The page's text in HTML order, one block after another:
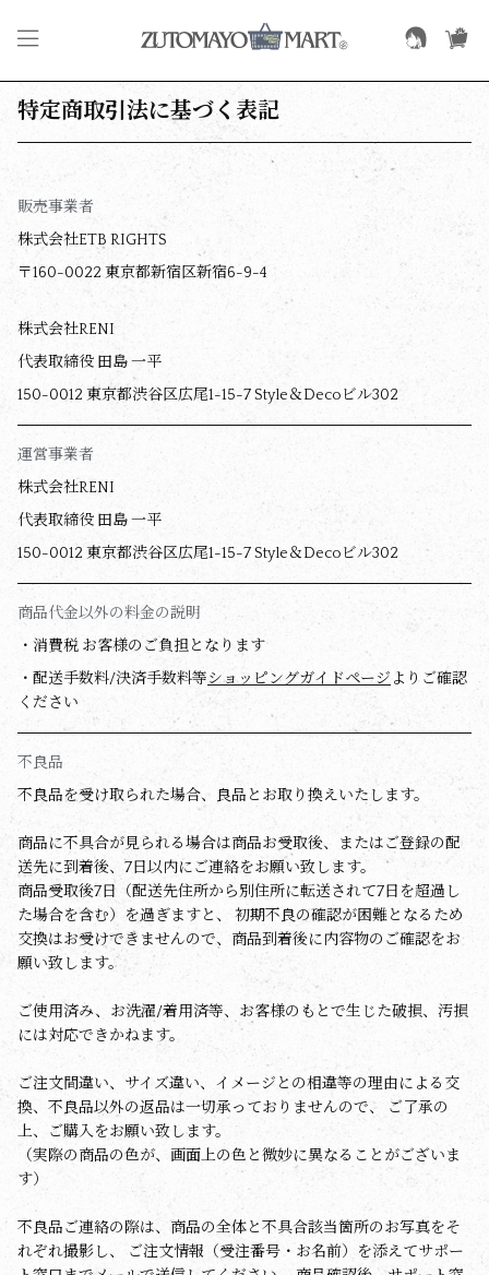
特定商取引法に基づく表記
販売事業者
株式会社ETB RIGHTS
〒160-0022 東京都新宿区新宿6-9-4
株式会社RENI
代表取締役 田島 一平
150-0012 東京都渋谷区広尾1-15-7 Style＆Decoビル302
運営事業者
株式会社RENI
代表取締役 田島 一平
150-0012 東京都渋谷区広尾1-15-7 Style＆Decoビル302
商品代金以外の料金の説明
・消費税 お客様のご負担となります
・配送手数料/決済手数料等ショッピングガイドページ よりご確認
ください
不良品
不良品を受け取られた場合、良品とお取り換えいたします。
商品に不具合が見られる場合は商品お受取後、またはご登録の配
送先に到着後、7日以内にご連絡をお願い致します。
商品受取後7日（配送先住所から別住所に転送されて7日を超過し
た場合を含む）を過ぎますと、 初期不良の確認が困難となるため
交換はお受けできませんので、商品到着後に内容物のご確認をお
願い致します。
ご使用済み、お洗濯/着用済等、お客様のもとで生じた破損、汚損
には対応できかねます。
ご注文間違い、サイズ違い、イメージとの相違等の理由による交
換、不良品以外の返品は一切承っておりませんので、 ご了承の
上、ご購入をお願い致します。
（実際の商品の色が、画面上の色と微妙に異なることがございま
す）
不良品ご連絡の際は、商品の全体と不具合該当箇所のお写真をそ
れぞれ撮影し、 ご注文情報（受注番号・お名前）を添えてサポー